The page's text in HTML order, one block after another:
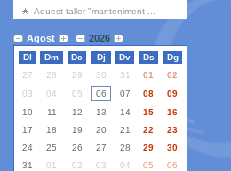
Aquest taller "manteniment ...
Agost 2026
Dl Dm Dc Dj Dv Ds
Dg
27
28 29 30 31 01
02
03
04 05 06 07 08
09
10
11 12 13 14 15
16
17
18 19 20 21 22
23
24
25 26 27 28 29
30
31
01 02 03 04 05 06